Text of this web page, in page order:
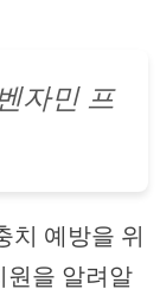
자민 프
치 예방을 위
원을 알려알